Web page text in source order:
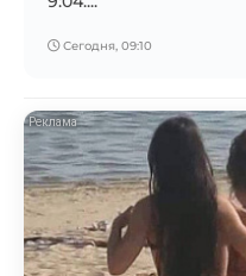
Сегодня, 09:10